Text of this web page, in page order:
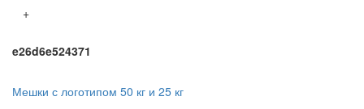
+
e26d6e524371
Мешки с логотипом 50 кг и 25 кг